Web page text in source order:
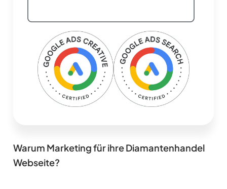
Warum Marketing für ihre Diamantenhandel
Webseite?